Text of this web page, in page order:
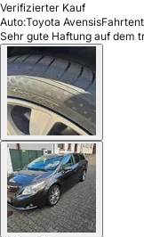
Verifizierter Kauf
Auto:Toyota Avensis
Sehr gute Haftung auf dem